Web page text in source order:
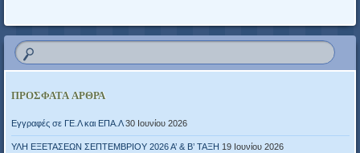
ΠΡΌΣΦΑΤΑ ΆΡΘΡΑ
Εγγραφές σε ΓΕ.Λ και ΕΠΑ.Λ 30 Ιουνίου 2026
ΥΛΗ ΕΞΕΤΑΣΕΩΝ ΣΕΠΤΕΜΒΡΙΟΥ 2026 Α’ & Β’ ΤΑΞΗ 19 Ιουνίου 2026